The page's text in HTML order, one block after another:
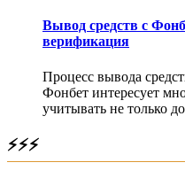
Вывод средств с
верификация
Процесс вывода
Фонбет интересует
учитывать не только
⚡⚡⚡